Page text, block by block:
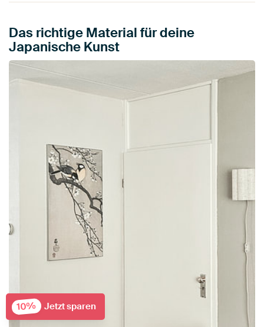
Das richtige Material für deine
Japanische Kunst
10% Jetzt sparen